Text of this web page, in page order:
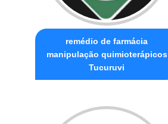
remédio de farmácia
manipulação quimioterápicos
Tucuruvi